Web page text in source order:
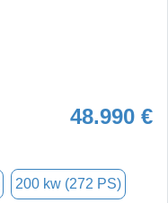
48.990 €
200 kw (272 PS)